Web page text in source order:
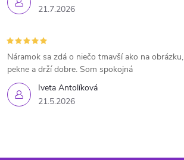
21.7.2026
Iveta Antolíková
21.5.2026
Náramok sa zdá o niečo tmavší ako na
pekne a drží dobre. Som spokojná